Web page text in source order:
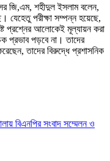
জি,এম, শহীদুল ইসলাম বলেন,
যেহেতু পরীক্ষা সম্পন্ন হয়েছে,
প্রশ্নের আলোকেই মূল্যায়ন করা
প্রভাব পড়বে না। তাদের
তাদের বিরুদ্ধে প্রশাসনিক
বিএনপির সংবাদ সম্মেলন ও